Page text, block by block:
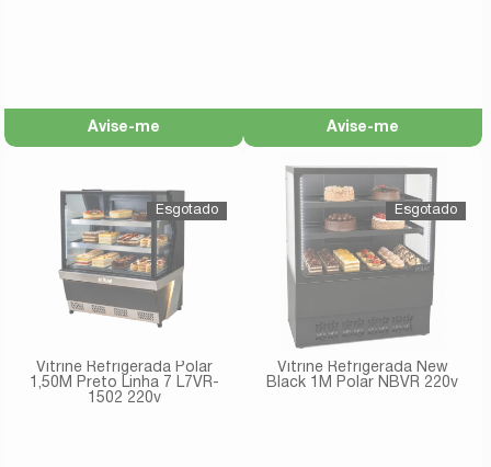
Avise-me Avise-me
Vitrine Refrigerada Polar
1,50M Preto Linha 7 L7VR-
1502 220v
Vitrine Refrigerada New
Black 1M Polar NBVR 220v